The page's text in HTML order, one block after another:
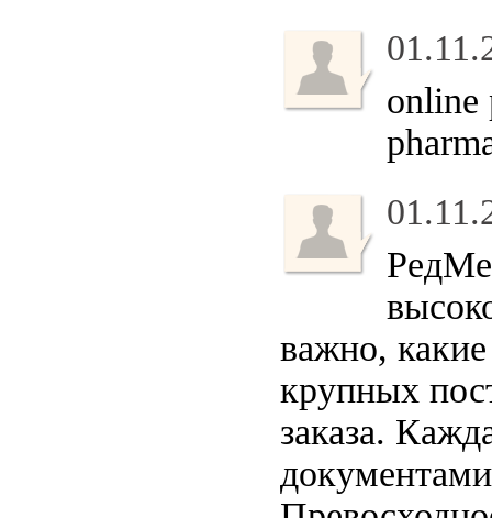
online
важно,
крупных
заказа.